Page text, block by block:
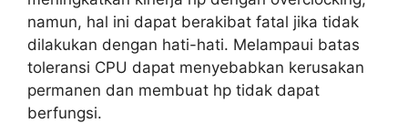
namun, hal ini dapat berakibat fatal jika tidak
dilakukan dengan hati-hati. Melampaui batas
toleransi CPU dapat menyebabkan kerusakan
permanen dan membuat hp tidak dapat
berfungsi.